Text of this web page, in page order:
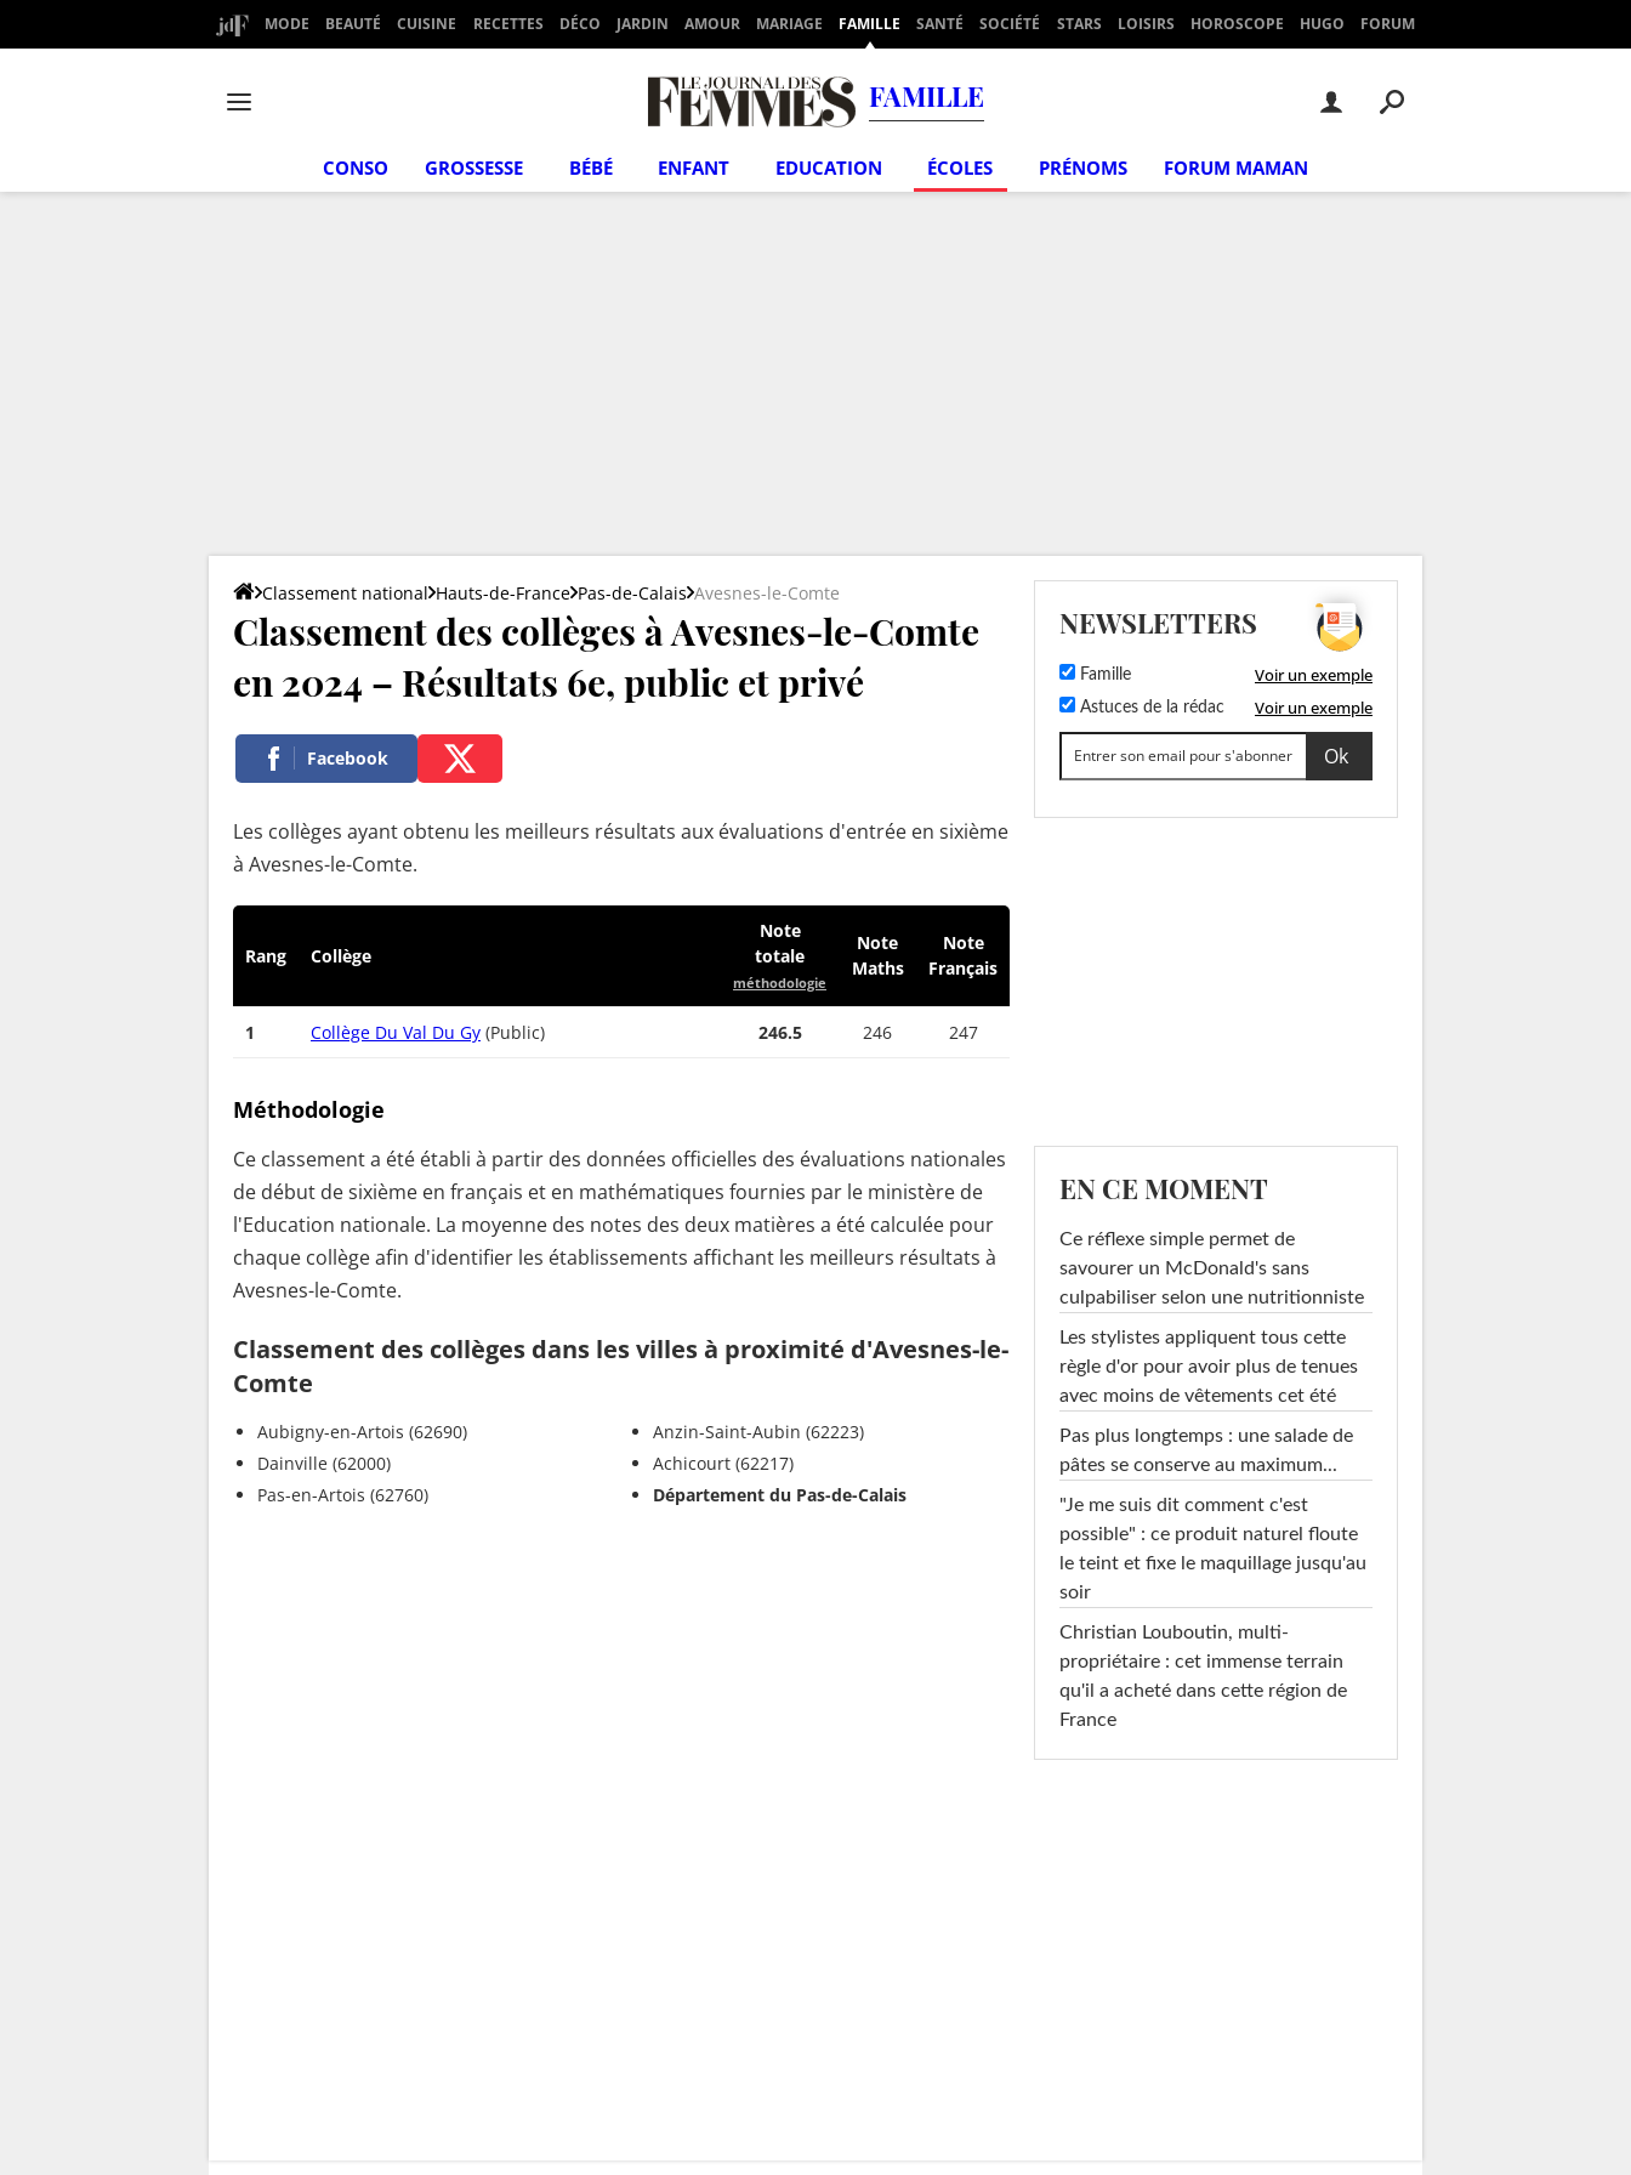
MODE BEAUTÉ CUISINE RECETTES DÉCO JARDIN AMOUR MARIAGE FAMILLE SANTÉ SOCIÉTÉ STARS LOISIRS HOROSCOPE HUGO FORUM
FAMILLE
CONSO GROSSESSE BÉBÉ ENFANT EDUCATION ÉCOLES PRÉNOMS FORUM MAMAN
Classement national Hauts-de-France Pas-de-Calais Avesnes-le-Comte
Classement des collèges à Avesnes-le-Comte
en 2024 – Résultats 6e, public et privé
Facebook
Les collèges ayant obtenu les meilleurs résultats aux évaluations d'entrée en sixième
à Avesnes-le-Comte.
Rang Collège
Note
totale
méthodologie
Note
Maths
Note
Français
1 Collège Du Val Du Gy (Public) 246.5 246 247
Méthodologie
Ce classement a été établi à partir des données officielles des évaluations nationales
de début de sixième en français et en mathématiques fournies par le ministère de
l'Education nationale. La moyenne des notes des deux matières a été calculée pour
chaque collège afin d'identifier les établissements affichant les meilleurs résultats à
Avesnes-le-Comte.
Classement des collèges dans les villes à proximité d'Avesnes-le-
Comte
Aubigny-en-Artois (62690)
Dainville (62000)
Pas-en-Artois (62760)
Anzin-Saint-Aubin (62223)
Achicourt (62217)
Département du Pas-de-Calais
NEWSLETTERS
Famille Voir un exemple
Astuces de la rédac Voir un exemple
EN CE MOMENT
Ce réflexe simple permet de
savourer un McDonald's sans
culpabiliser selon une nutritionniste
Les stylistes appliquent tous cette
règle d'or pour avoir plus de tenues
avec moins de vêtements cet été
Pas plus longtemps : une salade de
pâtes se conserve au maximum...
"Je me suis dit comment c'est
possible" : ce produit naturel floute
le teint et fixe le maquillage jusqu'au
soir
Christian Louboutin, multi-
propriétaire : cet immense terrain
qu'il a acheté dans cette région de
France